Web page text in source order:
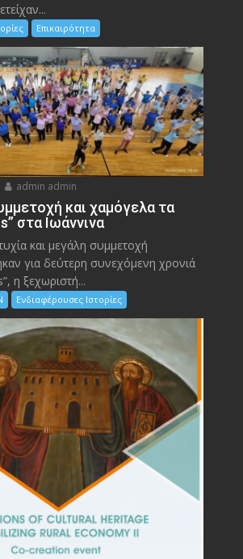
Επικαιρότητα
admin admin
και χαμόγελα τα
στα Ιωάννινα
και μεγάλη συμμετοχή
για δεύτερη συνεχόμενη χρονιά
η ξεχωριστή...
Ενδιαφέρουσες Ιστορίες